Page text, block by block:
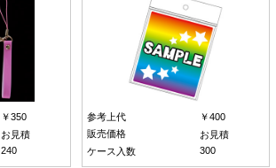
￥350
お見積
240
参考上代
￥400
販売価格
お見積
ケース入数
300